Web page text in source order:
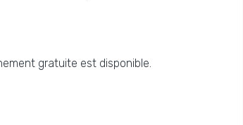
gratuite est disponible.